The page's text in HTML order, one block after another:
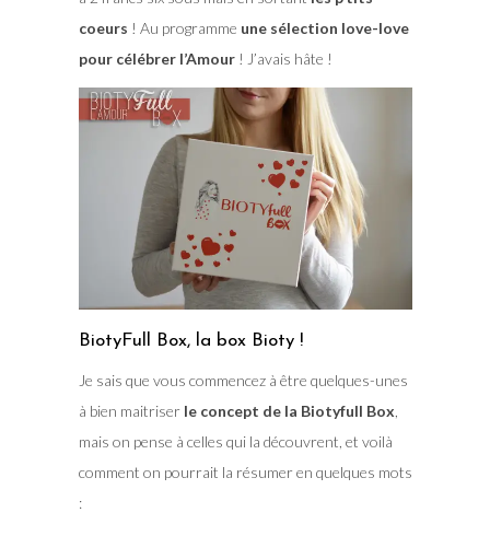
coeurs ! Au programme une sélection love-love
pour célébrer l’Amour! J’avais hâte !
BiotyFull Box, la box Bioty !
Je sais que vous commencez à être quelques-unes
à bien maitriser le concept de la Biotyfull Box
mais on pense à celles qui la découvrent, et voilà
comment on pourrait la résumer en quelques mots
: